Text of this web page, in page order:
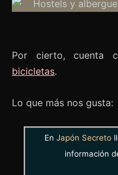
Por cierto, cuenta
bicicletas.
Lo que más nos gusta:
En Japón Secreto
información